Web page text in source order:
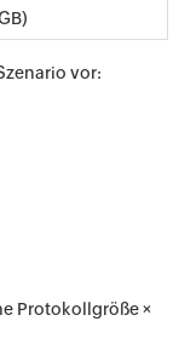
vor:
Protokollgröße ×